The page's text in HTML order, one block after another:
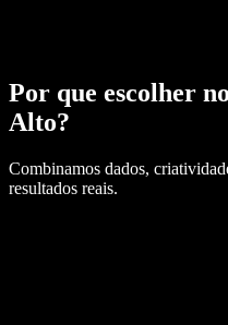
Por que escolher
Alto?
Combinamos dados,
resultados reais.